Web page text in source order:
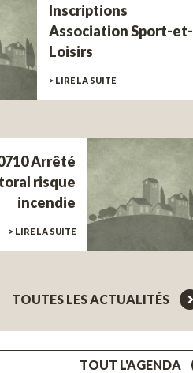
Inscriptions
Association Sport-et-
Loisirs
> LIRE LA SUITE
Arrêté
risque
incendie
> LIRE LA SUITE
TOUTES LES ACTUALITÉS
TOUT L'AGENDA